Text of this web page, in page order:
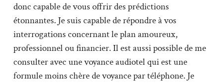
donc capable de vous offrir des prédictions
étonnantes. Je suis capable de répondre à vos
interrogations concernant le plan amoureux,
professionnel ou financier. Il est aussi possible de me
consulter avec une voyance audiotel qui est une
formule moins chère de voyance par téléphone. Je